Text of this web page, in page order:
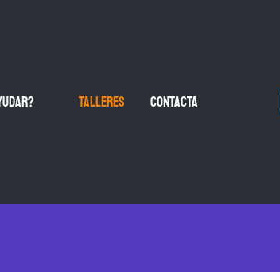
Talleres contacta